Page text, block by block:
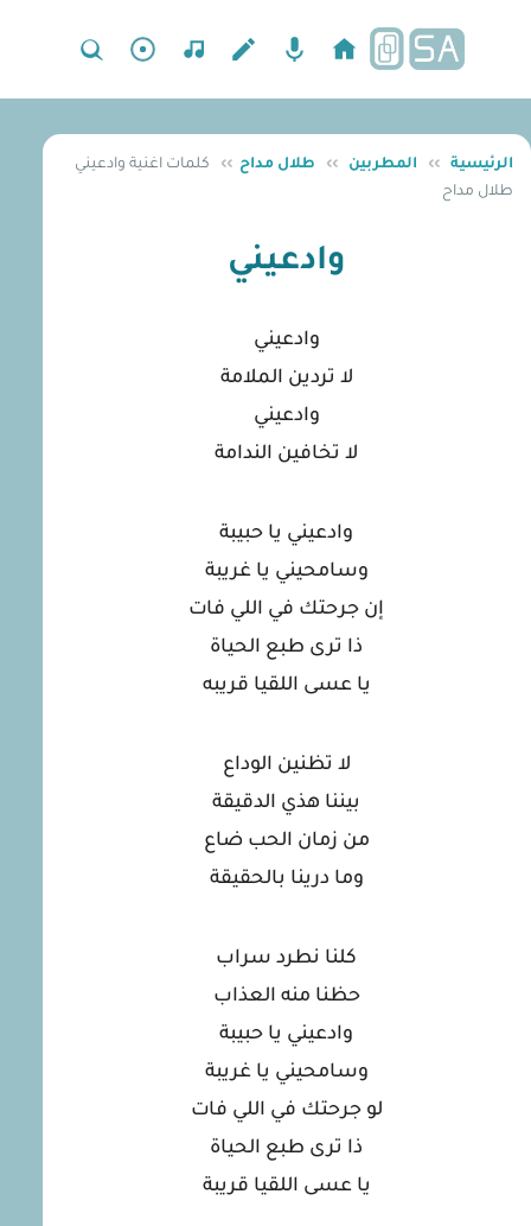
الرئيسية ›› المطربين ›› طلال مداح ››
كلمات اغنية وادعيني
طلال مداح
وادعيني
وادعيني
لا تردين الملامة
وادعيني
لا تخافين الندامة
وادعيني يا حبيبة
وسامحيني يا غريبة
إن جرحتك في اللي فات
ذا ترى طبع الحياة
يا عسى اللقيا قريبه
لا تظنين الوداع
بيننا هذي الدقيقة
من زمان الحب ضاع
وما درينا بالحقيقة
كلنا نطرد سراب
حظنا منه العذاب
وادعيني يا حبيبة
وسامحيني يا غريبة
لو جرحتك في اللي فات
ذا ترى طبع الحياة
يا عسى اللقيا قريبة